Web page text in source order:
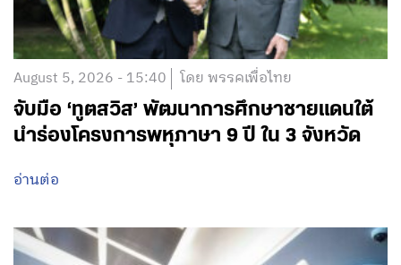
August 5, 2026 - 15:40 โดย พรรคเพื่อไทย
จับมือ ‘ทูตสวิส’ พัฒนาการศึกษาชายแดนใต้
นำร่องโครงการพหุภาษา 9 ปี ใน 3 จังหวัด
อ่านต่อ